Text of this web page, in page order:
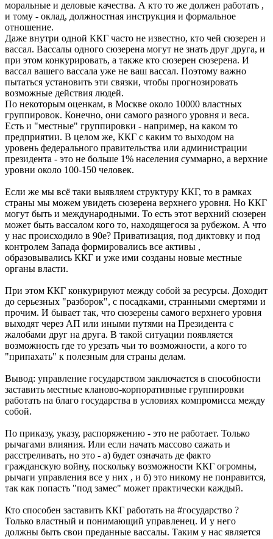
моральные и деловые качества. А кто то же должен работать ,
и тому - оклад, должностная инструкция и формальное
отношение.
Даже внутри одной ККГ часто не известно, кто чей сюзерен и
вассал. Вассалы одного сюзерена могут не знать друг друга, и
при этом конкурировать, а также кто сюзерен сюзерена. И
вассал вашего вассала уже не ваш вассал. Поэтому важно
пытаться установить эти связки, чтобы прогнозировать
возможные действия людей.
По некоторым оценкам, в Москве около 10000 властных
группировок. Конечно, они самого разного уровня и веса.
Есть и "местные" группировки - например, на каком то
предприятии. В целом же, ККГ с каким то выходом на
уровень федерального правительства или администрации
президента - это не больше 1% населения суммарно, а верхние
уровни около 100-150 человек.
Если же мы всё таки выявляем структуру ККГ, то в рамках
страны мы можем увидеть сюзерена верхнего уровня. Но ККГ
могут быть и международными. То есть этот верхний сюзерен
может быть вассалом кого то, находящегося за рубежом. А что
у нас происходило в 90е? Приватизация, под диктовку и под
контролем Запада формировались все активы ,
образовывались ККГ и уже ими созданы новые местные
органы власти.
При этом ККГ конкурируют между собой за ресурсы. Доходит
до серьезных "разборок", с посадками, странными смертями и
прочим. И бывает так, что сюзерены самого верхнего уровня
выходят через АП или иными путями на Президента с
жалобами друг на друга. В такой ситуации появляется
возможность где то урезать чьи то возможности, а кого то
"припахать" к полезным для страны делам.
Вывод: управление государством заключается в способности
заставить местные кланово-корпоративные группировки
работать на благо государства в условиях компромисса между
собой.
По приказу, указу, распоряжению - это не работает. Только
рычагами влияния. Или если начать массово сажать и
расстреливать, но это - а) будет означать де факто
гражданскую войну, поскольку возможности ККГ огромны,
рычаги управления все у них , и б) это никому не понравится,
так как попасть "под замес" может практически каждый.
Кто способен заставить ККГ работать на #государство ?
Только властный и понимающий управленец. И у него
должны быть свои преданные вассалы. Таким у нас является